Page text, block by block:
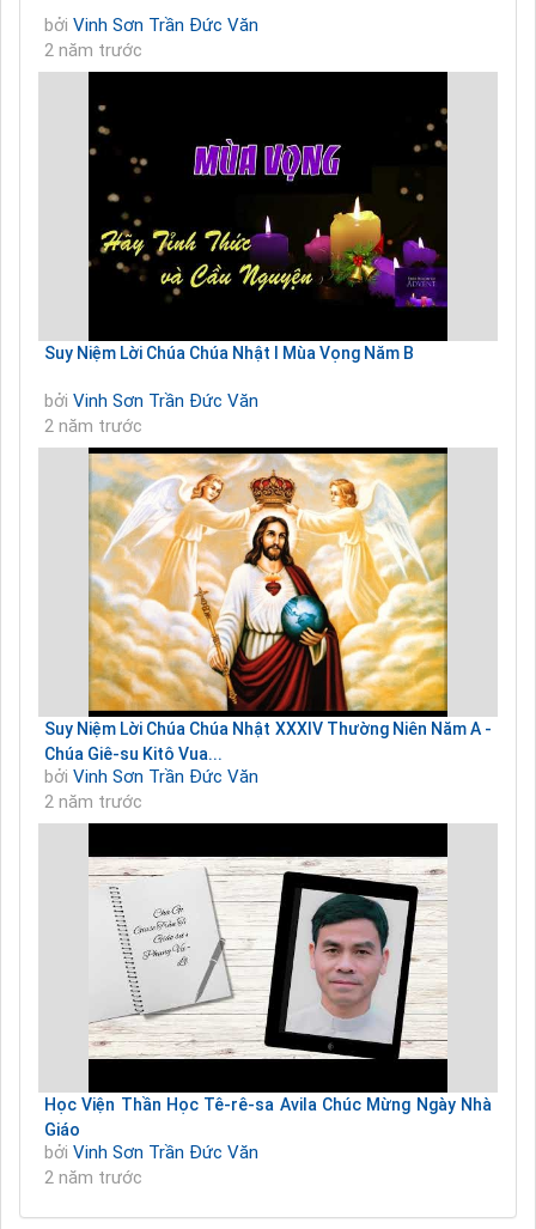
bởi Vinh Sơn Trần Đức Văn
2 năm trước
Suy Niệm Lời Chúa Chúa Nhật I Mùa Vọng Năm B
bởi Vinh Sơn Trần Đức Văn
2 năm trước
Suy Niệm Lời Chúa Chúa Nhật XXXIV Thường Niên Năm A -
Chúa Giê-su Kitô Vua...
bởi Vinh Sơn Trần Đức Văn
2 năm trước
Học Viện Thần Học Tê-rê-sa Avila Chúc Mừng Ngày Nhà
Giáo
bởi Vinh Sơn Trần Đức Văn
2 năm trước